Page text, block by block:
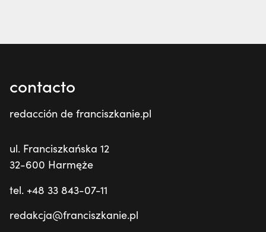
contacto
redacción de franciszkanie.pl
ul. Franciszkańska 12
32-600 Harmęże
tel. +48 33 843-07-11
redakcja@franciszkanie.pl